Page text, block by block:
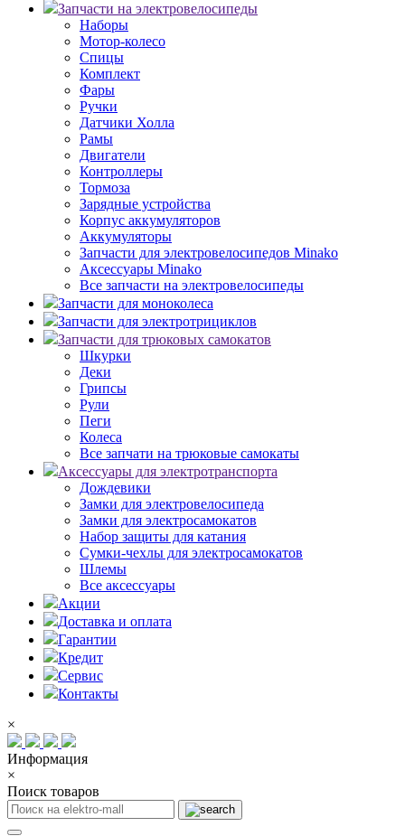
Запчасти на электровелосипеды
Наборы
Мотор-колесо
Спицы
Комплект
Фары
Ручки
Датчики Холла
Рамы
Двигатели
Контроллеры
Тормоза
Зарядные устройства
Корпус аккумуляторов
Аккумуляторы
Запчасти для электровелосипедов Minako
Аксессуары Minako
Все запчасти на электровелосипеды
Запчасти для моноколеса
Запчасти для электротрициклов
Запчасти для трюковых самокатов
Шкурки
Деки
Грипсы
Рули
Пеги
Колеса
Все запчати на трюковые самокаты
Аксессуары для электротранспорта
Дождевики
Замки для электровелосипеда
Замки для электросамокатов
Набор защиты для катания
Сумки-чехлы для электросамокатов
Шлемы
Все аксессуары
Акции
Доставка и оплата
Гарантии
Кредит
Сервис
Контакты
×
Информация
×
Поиск товаров